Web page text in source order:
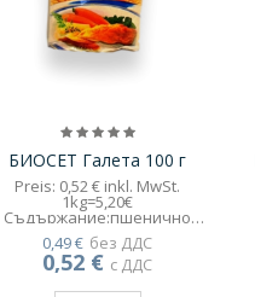
БИОСЕТ Галета 100 г
Preis: 0,52 € inkl. MwSt.
1kg=5,20€
Съдържание:пшенично
брашно тип 500,готварска
сол,хлебна
мая,слънчогледово масло
без ДДС
0,49 €
с ДДС
0,52 €